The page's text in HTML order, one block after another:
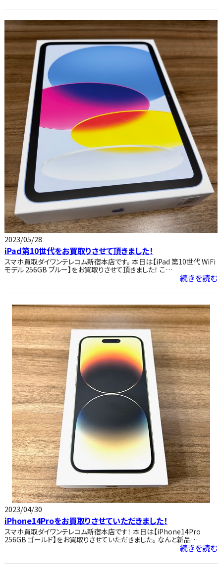
2023/05/28
iPad第10世代をお買取りさせて頂きました！
スマホ買取ダイワンテレコム新宿本店です。 本日は【iPad 第10世代 WiFi
モデル 256GB ブルー】をお買取りさせて頂きました！ こ…
続きを読む
2023/04/30
iPhone14Proをお買取りさせていただきました！
スマホ買取ダイワンテレコム新宿本店です！ 本日は【iPhone14Pro
256GB ゴールド】をお買取りさせていただきました。 なんと新品…
続きを読む